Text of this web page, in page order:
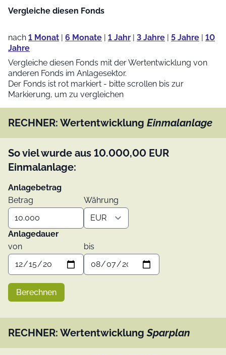
Vergleiche diesen Fonds
nach 1 Monat | 6 Monate | 1 Jahr | 3 Jahre | 5 Jahre | 10
Jahre
Vergleiche diesen Fonds mit der Wertentwicklung von
anderen Fonds im Anlagesektor.
Der Fonds ist rot markiert - bitte scrollen bis zur
Markierung, um zu vergleichen
RECHNER: Wertentwicklung Einmalanlage
So viel wurde aus 10.000,00 EUR
Einmalanlage:
Anlagebetrag
Betrag
Währung
Anlagedauer
von
bis
Berechnen
RECHNER: WertentwicklungSparplan